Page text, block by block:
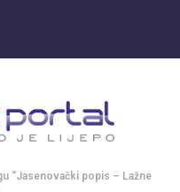
“Jasenovački popis – Lažne